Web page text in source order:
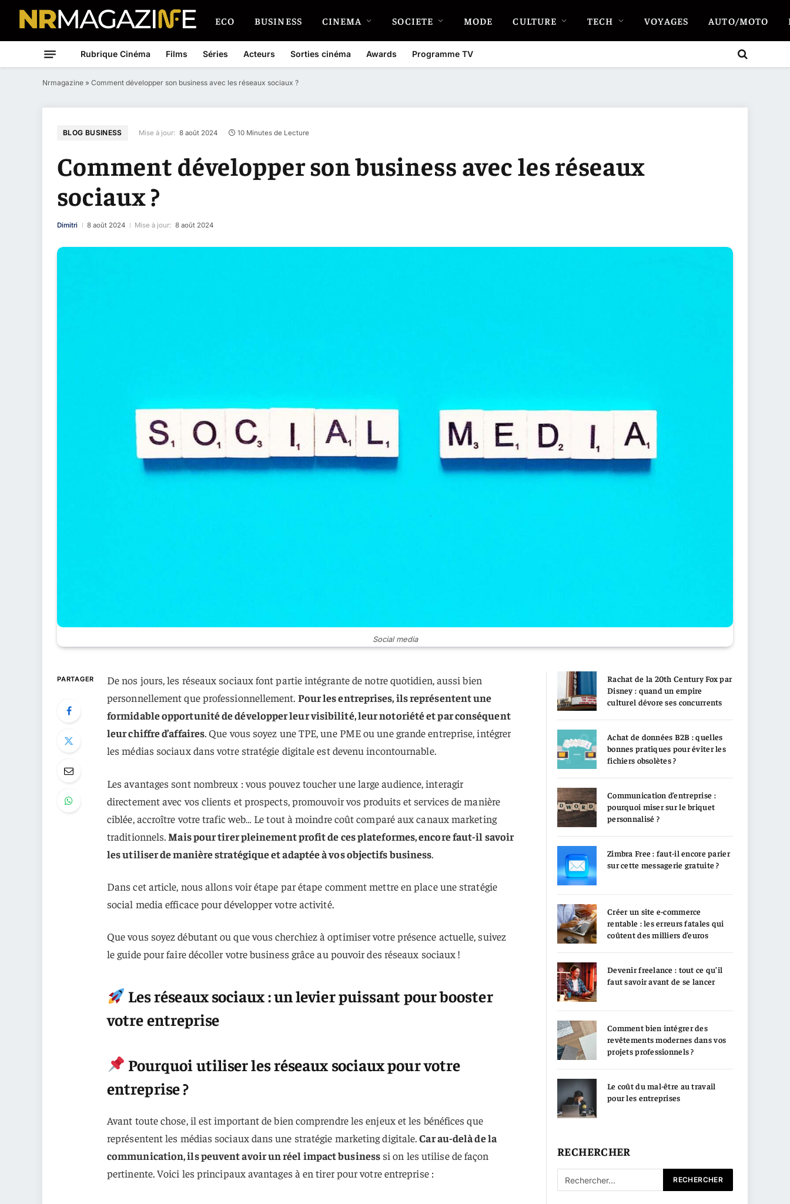
ECO BUSINESS CINEMA SOCIETE MODE CULTURE TECH VOYAGES AUTO/MOTO
Rubrique Cinéma Films Séries Acteurs Sorties cinéma Awards Programme TV
Nrmagazine » Comment développer son business avec les réseaux sociaux ?
BLOG BUSINESS Mise à jour: 8 août 2024 10 Minutes de Lecture
Comment développer son business avec les réseaux
sociaux ?
Dimitri 8 août 2024 Mise à jour: 8 août 2024
Social media
PARTAGER
De nos jours, les réseaux sociaux font partie intégrante de notre quotidien, aussi bien
personnellement que professionnellement. Pour les entreprises, ils représentent une
formidable opportunité de développer leur visibilité, leur notoriété et par conséquent
leur chiffre d’affaires. Que vous soyez une TPE, une PME ou une grande entreprise, intégrer
les médias sociaux dans votre stratégie digitale est devenu incontournable.
Les avantages sont nombreux : vous pouvez toucher une large audience, interagir
directement avec vos clients et prospects, promouvoir vos produits et services de manière
ciblée, accroître votre trafic web… Le tout à moindre coût comparé aux canaux marketing
traditionnels. Mais pour tirer pleinement profit de ces plateformes, encore faut-il savoir
les utiliser de manière stratégique et adaptée à vos objectifs business
Dans cet article, nous allons voir étape par étape comment mettre en place une stratégie
social media efficace pour développer votre activité.
Que vous soyez débutant ou que vous cherchiez à optimiser votre présence actuelle, suivez
le guide pour faire décoller votre business grâce au pouvoir des réseaux sociaux !
Les réseaux sociaux : un levier puissant pour booster
votre entreprise
Pourquoi utiliser les réseaux sociaux pour votre
entreprise ?
Avant toute chose, il est important de bien comprendre les enjeux et les bénéfices que
représentent les médias sociaux dans une stratégie marketing digitale.Car au-delà de la
communication, ils peuvent avoir un réel impact business si on les utilise de façon
pertinente. Voici les principaux avantages à en tirer pour votre entreprise :
Rachat de la 20th Century Fox par
Disney : quand un empire
culturel dévore ses concurrents
Achat de données B2B : quelles
bonnes pratiques pour éviter les
fichiers obsolètes ?
Communication d’entreprise :
pourquoi miser sur le briquet
personnalisé ?
Zimbra Free : faut-il encore parier
sur cette messagerie gratuite ?
Créer un site e-commerce
rentable : les erreurs fatales qui
coûtent des milliers d’euros
Devenir freelance : tout ce qu’il
faut savoir avant de se lancer
Comment bien intégrer des
revêtements modernes dans vos
projets professionnels ?
Le coût du mal-être au travail
pour les entreprises
RECHERCHER